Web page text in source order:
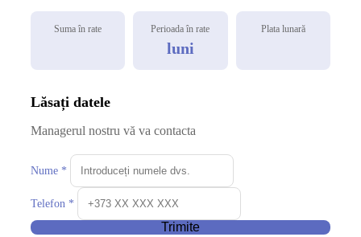
Suma în rate Perioada în rate
luni
Plata lunară
Lăsați datele
Managerul nostru vă va contacta
Nume *
Telefon *
Trimite